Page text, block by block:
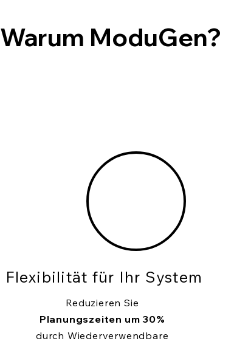
Warum ModuGen?
Flexibilität für Ihr System
Reduzieren Sie
Planungszeiten um 30%
durch Wiederverwendbare